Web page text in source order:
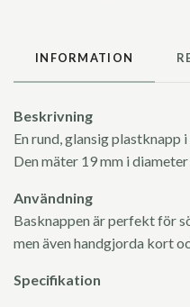
INFORMATION
Beskrivning
En rund, glansig plastknapp
Den mäter 19 mm i diameter
Användning
Basknappen är perfekt för
men även handgjorda kort
Specifikation